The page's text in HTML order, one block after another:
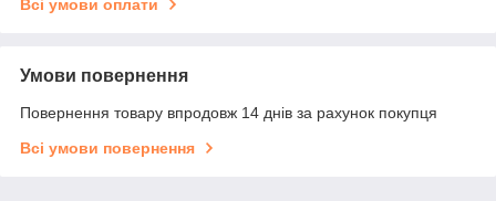
Всі умови оплати
Умови повернення
Повернення товару впродовж 14 днів за рахунок покупця
Всі умови повернення